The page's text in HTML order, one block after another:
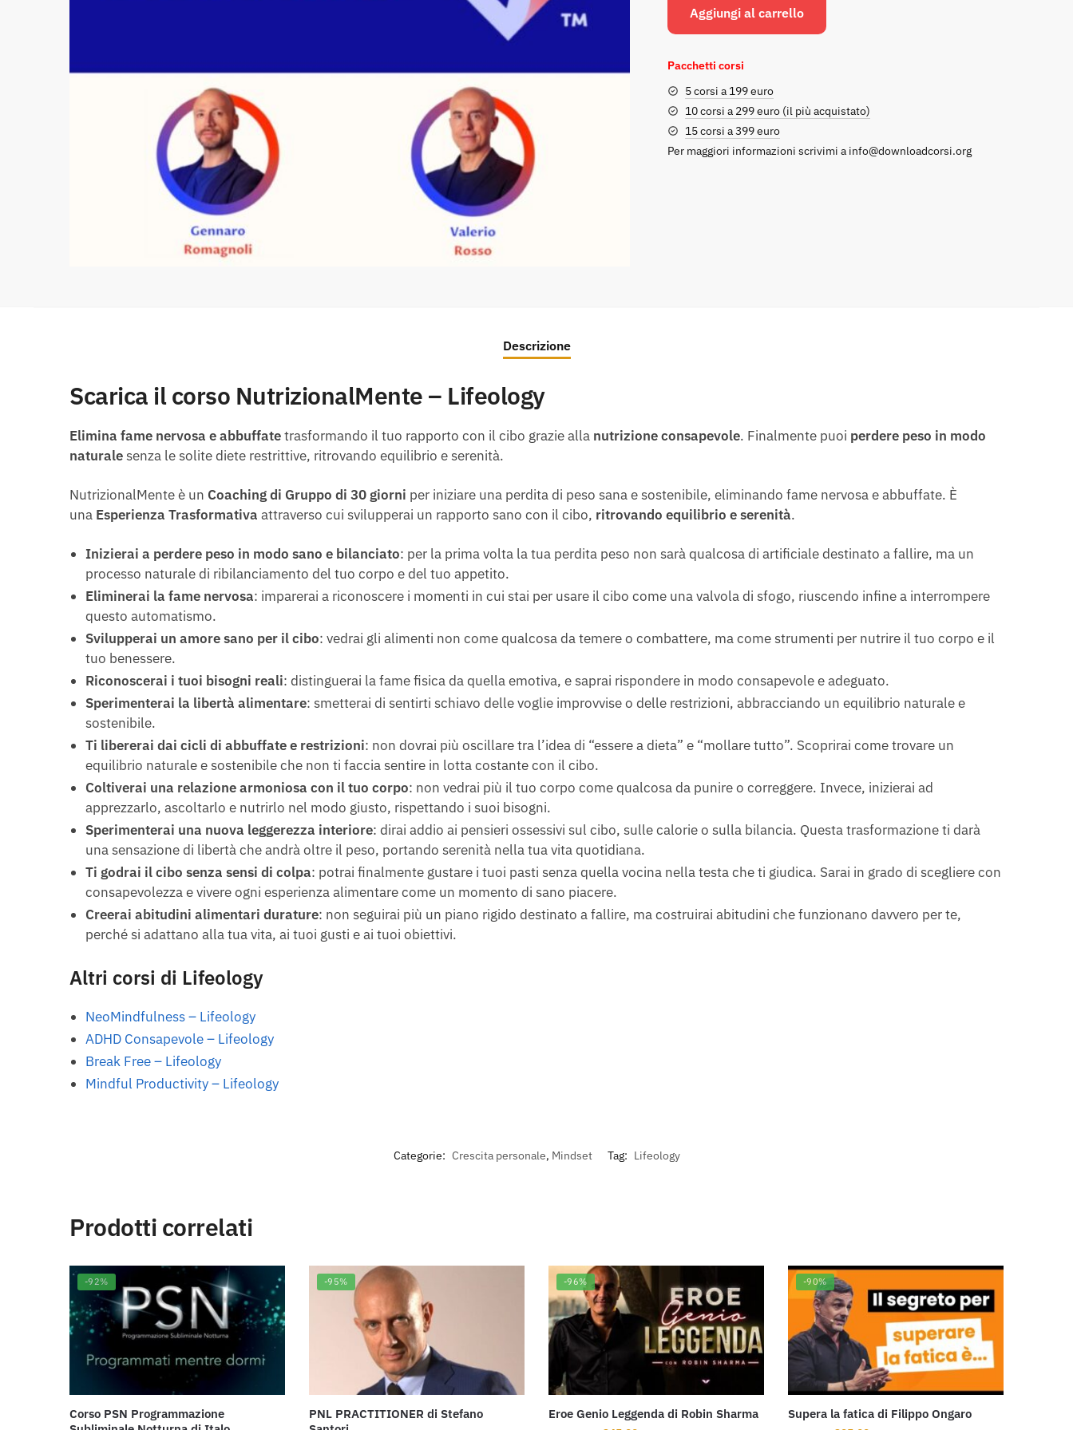
originale
era:
attuale
è:
Aggiungi al carrello
Pacchetti corsi
5 corsi a 199 euro
10 corsi a 299 euro (il più acquistato)
15 corsi a 399 euro
Per maggiori informazioni scrivimi a info@downloadcorsi.org
Descrizione
Scarica il corso NutrizionalMente – Lifeology
Elimina fame nervosa e abbuffatetrasformando il tuo rapporto con il cibo grazie alla nutrizione consapevole. Finalmente puoi perdere peso in modo
naturalesenza le solite diete restrittive, ritrovando equilibrio e serenità.
NutrizionalMente è un Coaching di Gruppo di 30 giorni per iniziare una perdita di peso sana e sostenibile, eliminando fame nervosa e abbuffate. È
una Esperienza Trasformativa attraverso cui svilupperai un rapporto sano con il cibo, ritrovando equilibrio e serenità.
Inizierai a perdere peso in modo sano e bilanciato: per la prima volta la tua perdita peso non sarà qualcosa di artificiale destinato a fallire, ma un
processo naturale di ribilanciamento del tuo corpo e del tuo appetito.
Eliminerai la fame nervosa: imparerai a riconoscere i momenti in cui stai per usare il cibo come una valvola di sfogo, riuscendo infine a interrompere
questo automatismo.
Svilupperai un amore sano per il cibo: vedrai gli alimenti non come qualcosa da temere o combattere, ma come strumenti per nutrire il tuo corpo e il
tuo benessere.
Riconoscerai i tuoi bisogni reali: distinguerai la fame fisica da quella emotiva, e saprai rispondere in modo consapevole e adeguato.
Sperimenterai la libertà alimentare: smetterai di sentirti schiavo delle voglie improvvise o delle restrizioni, abbracciando un equilibrio naturale e
sostenibile.
Ti libererai dai cicli di abbuffate e restrizioni: non dovrai più oscillare tra l’idea di “essere a dieta” e “mollare tutto”. Scoprirai come trovare un
equilibrio naturale e sostenibile che non ti faccia sentire in lotta costante con il cibo.
Coltiverai una relazione armoniosa con il tuo corpo: non vedrai più il tuo corpo come qualcosa da punire o correggere. Invece, inizierai ad
apprezzarlo, ascoltarlo e nutrirlo nel modo giusto, rispettando i suoi bisogni.
Sperimenterai una nuova leggerezza interiore: dirai addio ai pensieri ossessivi sul cibo, sulle calorie o sulla bilancia. Questa trasformazione ti darà
una sensazione di libertà che andrà oltre il peso, portando serenità nella tua vita quotidiana.
Ti godrai il cibo senza sensi di colpa: potrai finalmente gustare i tuoi pasti senza quella vocina nella testa che ti giudica. Sarai in grado di scegliere con
consapevolezza e vivere ogni esperienza alimentare come un momento di sano piacere.
Creerai abitudini alimentari durature: non seguirai più un piano rigido destinato a fallire, ma costruirai abitudini che funzionano davvero per te,
perché si adattano alla tua vita, ai tuoi gusti e ai tuoi obiettivi.
Altri corsi di Lifeology
NeoMindfulness – Lifeology
ADHD Consapevole – Lifeology
Break Free – Lifeology
Mindful Productivity – Lifeology
Categorie: Crescita personale, Mindset Tag: Lifeology
Prodotti correlati
-92%
Corso PSN Programmazione
-95%
PNL PRACTITIONER di Stefano
-96%
Eroe Genio Leggenda di Robin Sharma
-90%
Supera la fatica di Filippo Ongaro